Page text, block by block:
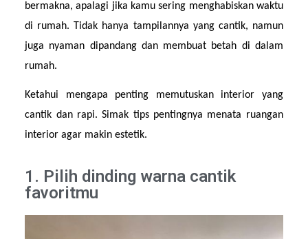
bermakna, apalagi jika kamu sering menghabiskan waktu
di rumah. Tidak hanya tampilannya yang cantik, namun
juga nyaman dipandang dan membuat betah di dalam
rumah.
Ketahui mengapa penting memutuskan interior yang
cantik dan rapi. Simak tips pentingnya menata ruangan
interior agar makin estetik.
1. Pilih dinding warna cantik
favoritmu